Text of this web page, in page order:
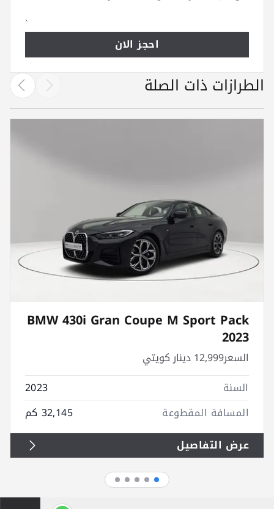
احجز الان
الطرازات ذات الصلة
BMW 430i Gran Coupe M Sport Pack
2023
السعر12,999 دينار كويتي
السنة
2023
المسافة المقطوعة
32,145 كم
عرض التفاصيل